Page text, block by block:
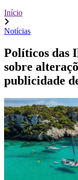
Início
Notícias
Políticos das
sobre
publicidade